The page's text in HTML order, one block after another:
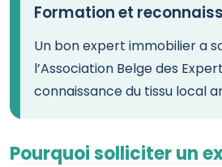
Formation et
Un bon expert immobilier a
l’Association Belge des
connaissance du tissu local
Pourquoi solliciter un